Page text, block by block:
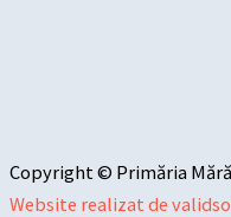
Copyright © Primăria
Website realizat de